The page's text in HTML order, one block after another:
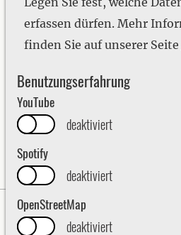
erfassen dürfen. Mehr
finden Sie auf unserer Seite
Benutzungserfahrung
YouTube
deaktiviert
Spotify
deaktiviert
OpenStreetMap
deaktiviert
2021
2022
2024
2025
2026
Impressum Datenschutz